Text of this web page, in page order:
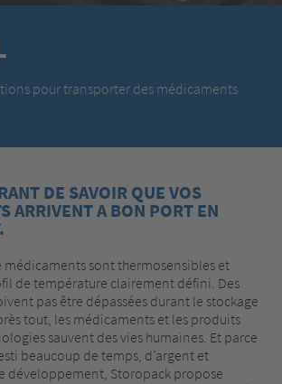
pour transporter des médicaments
DE SAVOIR QUE VOS
ARRIVENT A BON PORT EN
médicaments sont thermosensibles et
de température clairement défini. Des
pas être dépassées durant le stockage
tout, les médicaments et les produits
sauvent des vies humaines. Et parce
beaucoup de temps, d’argent et
développement, Storopack propose